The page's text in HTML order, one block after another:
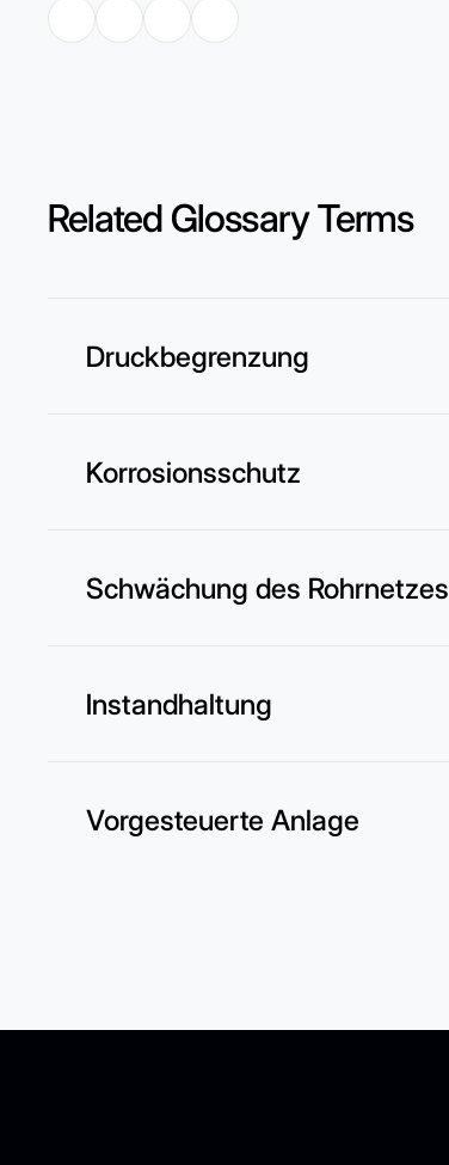
Related Glossary Terms
Druckbegrenzung
Korrosionsschutz
Schwächung des Rohrnetzes
Instandhaltung
Vorgesteuerte Anlage